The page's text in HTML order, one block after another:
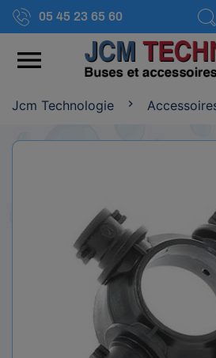
05 45 23 65 60

Jcm Technologie